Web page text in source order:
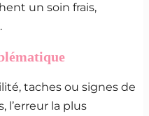
un soin frais,
taches ou signes de
l’erreur la plus